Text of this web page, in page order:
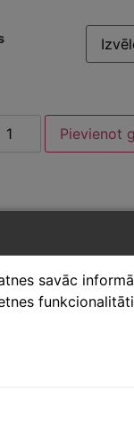
Pievienot
savāc